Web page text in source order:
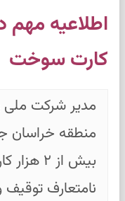
اطلاعیه مهم
کارت سوخت
مدیر شرکت ملی
منطقه خراسان
بیش از
نامتعارف